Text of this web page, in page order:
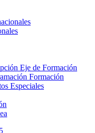
Eje de Formación
Formación
Especiales